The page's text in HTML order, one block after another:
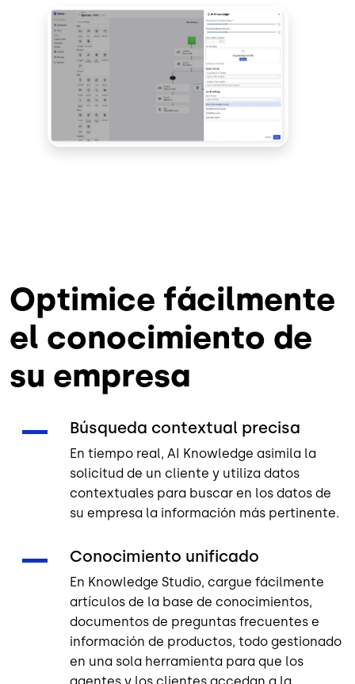
Image
Optimice fácilmente
el conocimiento de
su empresa
Búsqueda contextual precisa
En tiempo real, AI Knowledge asimila la
solicitud de un cliente y utiliza datos
contextuales para buscar en los datos de
su empresa la información más pertinente.
Conocimiento unificado
En Knowledge Studio, cargue fácilmente
artículos de la base de conocimientos,
documentos de preguntas frecuentes e
información de productos, todo gestionado
en una sola herramienta para que los
agentes y los clientes accedan a la